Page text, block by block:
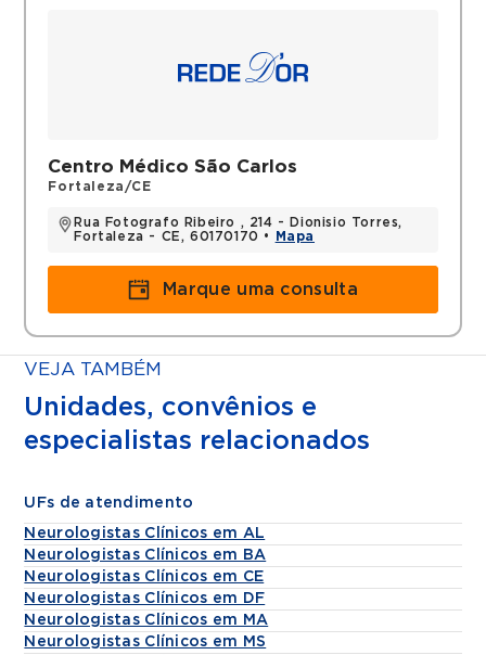
Centro Médico São Carlos
Fortaleza/CE
Rua Fotografo Ribeiro , 214 - Dionisio Torres,
Fortaleza - CE, 60170170 •
Mapa
Marque uma consulta
VEJA TAMBÉM
Unidades, convênios e
especialistas relacionados
UFs de atendimento
Neurologistas Clínicos em AL
Neurologistas Clínicos em BA
Neurologistas Clínicos em CE
Neurologistas Clínicos em DF
Neurologistas Clínicos em MA
Neurologistas Clínicos em MS